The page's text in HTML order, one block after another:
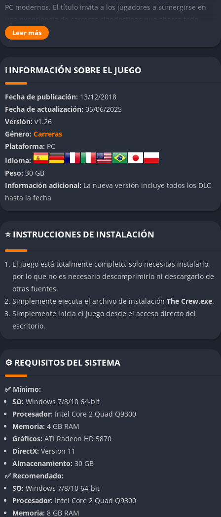
PC modernos. El título invita a los jugadores a sumergirse en
Estados Unidos, desde las bulliciosas calles de Nueva York y
banda de los 510, participando en competiciones ilegales para
ganar reputación y sabotear sus actividades, todo mientras
exploras un gigantesco mapa lleno de retos y sorpresas.
👉 Características de The Crew
Mundo abierto masivo
El juego destaca por su enorme mundo abierto, que recrea una
versión condensada de Estados Unidos, permitiendo recorrer
miles de kilómetros de carreteras, ciudades, desiertos y
montañas sin tiempos de carga.
The Crew está pensado para jugar siempre conectado. Puedes
cruzarte con otros jugadores en cualquier momento, formar
equipos para misiones cooperativas o competir en intensas
carreras multijugador. La interacción social es clave para
progresar y disfrutar del título.
Variedad de pruebas y desafíos
El juego ofrece una gran diversidad de eventos: carreras
emocionante.
Personalización y progresión
Aunque las opciones de personalización de vehículos no son
tan profundas como en otros títulos, puedes mejorar y
modificar tus coches para adaptarlos a diferentes estilos de
conducción y terrenos, lo que añade una capa estratégica al
progreso.
Gráficos y rendimiento
En PC, The Crew ofrece un rendimiento fluido incluso en
configuraciones medias, con gráficos sólidos y una tasa estable
Leer más
ℹ️ INFORMACIÓN SOBRE EL JUEGO
Fecha de publicación: 13/12/2018
Fecha de actualización: 05/06/2025
Versión: v1.26
Género: Carreras
Plataforma: PC
Idioma:
Peso: 30 GB
Información adicional: La nueva versión incluye todos los DLC
hasta la fecha
⭐ INSTRUCCIONES DE INSTALACIÓN
El juego está totalmente completo, solo necesitas instalarlo,
por lo que no es necesario descomprimirlo ni descargarlo de
otras fuentes.
Simplemente ejecuta el archivo de instalación The Crew.exe.
Simplemente inicia el juego desde el acceso directo del
escritorio.
⚙️ REQUISITOS DEL SISTEMA
✅ Mínimo:
SO: Windows 7/8/10 64-bit
Procesador: Intel Core 2 Quad Q9300
Memoria: 4 GB RAM
Gráficos: ATI Radeon HD 5870
DirectX: Version 11
Almacenamiento: 30 GB
✅ Recomendado:
SO: Windows 7/8/10 64-bit
Procesador: Intel Core 2 Quad Q9300
Memoria: 8 GB RAM